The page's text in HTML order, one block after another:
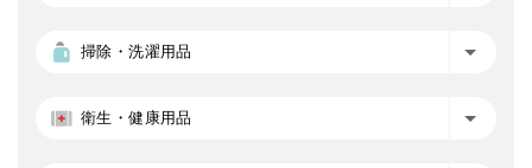
掃除・洗濯用品
衛生・健康用品